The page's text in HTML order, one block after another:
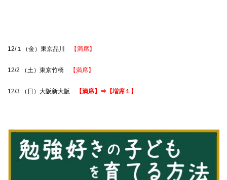
12/１（金）東京品川 【満席】
12/2 （土）東京竹橋 【満席】
12/3 （日）大阪新大阪 【満席】⇒【増席１】